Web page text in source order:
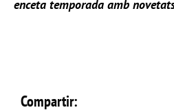
enceta temporada amb
Compartir: